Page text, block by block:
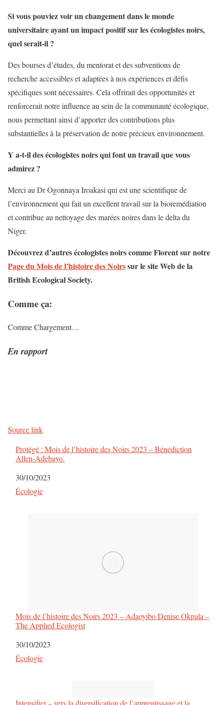
Si vous pouviez voir un changement dans le monde
universitaire ayant un impact positif sur les écologistes noirs,
quel serait-il ?
Des bourses d’études, du mentorat et des subventions de
recherche accessibles et adaptées à nos expériences et défis
spécifiques sont nécessaires. Cela offrirait des opportunités et
renforcerait notre influence au sein de la communauté écologique,
nous permettant ainsi d’apporter des contributions plus
substantielles à la préservation de notre précieux environnement.
Y a-t-il des écologistes noirs qui font un travail que vous
admirez ?
Merci au Dr Ogonnaya Iroakasi qui est une scientifique de
l’environnement qui fait un excellent travail sur la bioremédiation
et contribue au nettoyage des marées noires dans le delta du
Niger.
Découvrez d’autres écologistes noirs comme Florent sur notre
Page du Mois de l’histoire des Noirssur le site Web de la
British Ecological Society.
Comme ça:
CommeChargement…
En rapport
Source link
Protégé : Mois de l’histoire des Noirs 2023 – Bénédiction
Allen-Adebayo.
Date
30/10/2023
Par rapport à
Écologie
Mois de l’histoire des Noirs 2023 – Adaoyibo Denise Okpala –
The Applied Ecologist
Date
30/10/2023
Par rapport à
Écologie
Intensifier – vers la diversification de l’apprentissage et la